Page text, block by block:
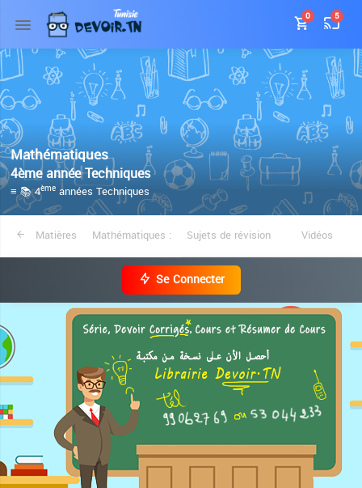
0 5
Mathématiques
4ème année Techniques
≡ 📚 4ème années Techniques
Matières Mathématiques : Sujets de révision Vidéos
Se Connecter